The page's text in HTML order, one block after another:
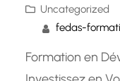
Uncategorized
fedas-
Formation en